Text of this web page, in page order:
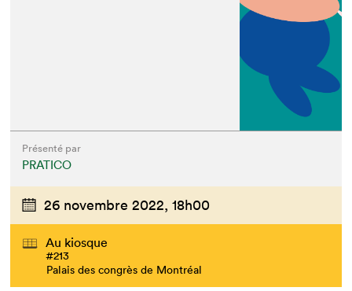
Présenté par
PRATICO
26 novembre 2022, 18h00
Au kiosque
#213
Palais des congrès de Montréal